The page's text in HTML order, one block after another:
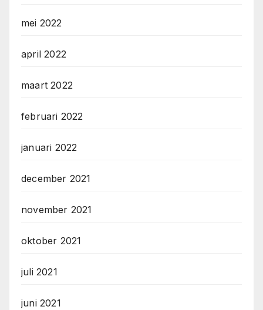
mei 2022
april 2022
maart 2022
februari 2022
januari 2022
december 2021
november 2021
oktober 2021
juli 2021
juni 2021